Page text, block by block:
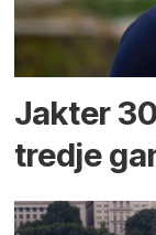
Jakter
tredje